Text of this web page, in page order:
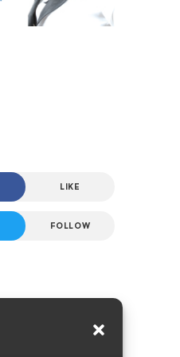
LIKE
FOLLOW